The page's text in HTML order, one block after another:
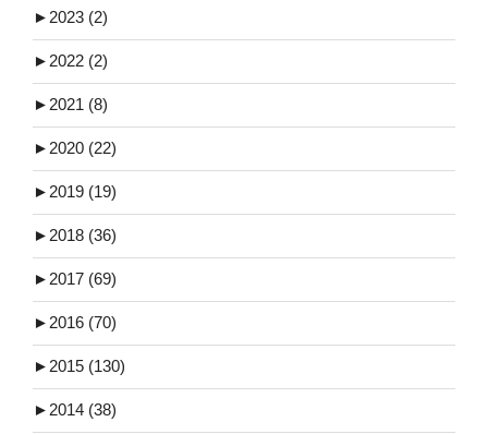
► 2023 (2)
► 2022 (2)
► 2021 (8)
► 2020 (22)
► 2019 (19)
► 2018 (36)
► 2017 (69)
► 2016 (70)
► 2015 (130)
► 2014 (38)